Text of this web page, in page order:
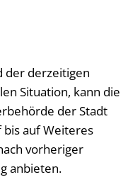
der derzeitigen
Situation, kann die
der Stadt
bis auf Weiteres
vorheriger
anbieten.